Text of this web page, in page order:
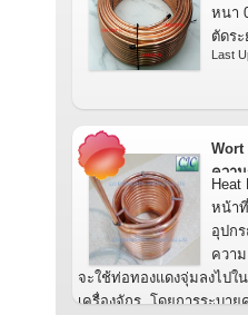
หนา
ตัดร
Last
Wort
ควา
ร้อน
หน้า
อุปก
ควา
จะใช้ท่อทองแดงจุ่มลงไป
เครื่องจักร. โดยการระบ